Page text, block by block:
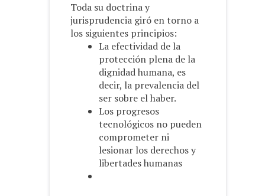
Toda su doctrina y
jurisprudencia giró en torno a
los siguientes principios:
La efectividad de la
protección plena de la
dignidad humana, es
decir, la prevalencia del
ser sobre el haber.
Los progresos
tecnológicos no pueden
comprometer ni
lesionar los derechos y
libertades humanas